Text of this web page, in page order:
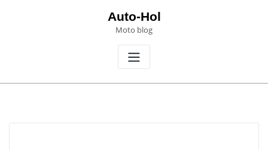
Auto-Hol
Moto blog